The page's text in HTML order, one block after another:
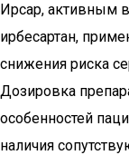
Ирсар, активным
ирбесартан,
снижения риска
Дозировка
особенностей
наличия